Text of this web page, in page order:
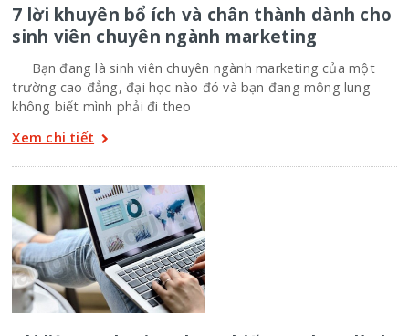
7 lời khuyên bổ ích và chân thành dành cho
sinh viên chuyên ngành marketing
Bạn đang là sinh viên chuyên ngành marketing của một
trường cao đẳng, đại học nào đó và bạn đang mông lung
không biết mình phải đi theo
Xem chi tiết